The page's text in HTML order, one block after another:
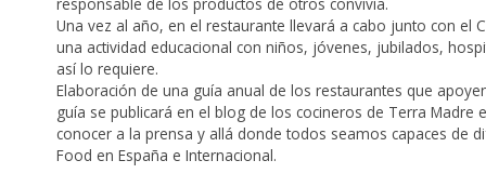
Una vez al año, en el restaurante llevará a cabo junto con el
una actividad educacional con niños, jóvenes, jubilados,
así lo requiere.
Elaboración de una guía anual de los restaurantes que
guía se publicará en el blog de los cocineros de Terra Madre
conocer a la prensa y allá donde todos seamos capaces de
Food en España e Internacional.